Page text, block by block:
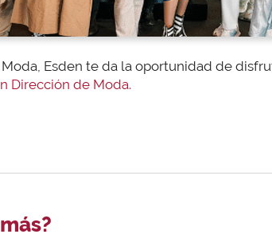
Esden te da la oportunidad de
Dirección de Moda.